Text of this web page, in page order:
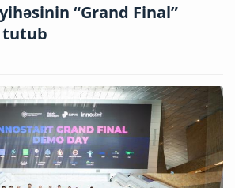
“Grand Final”
tutub